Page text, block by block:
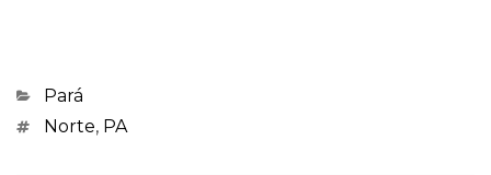
Categorias
Pará
Marcações
Norte, PA